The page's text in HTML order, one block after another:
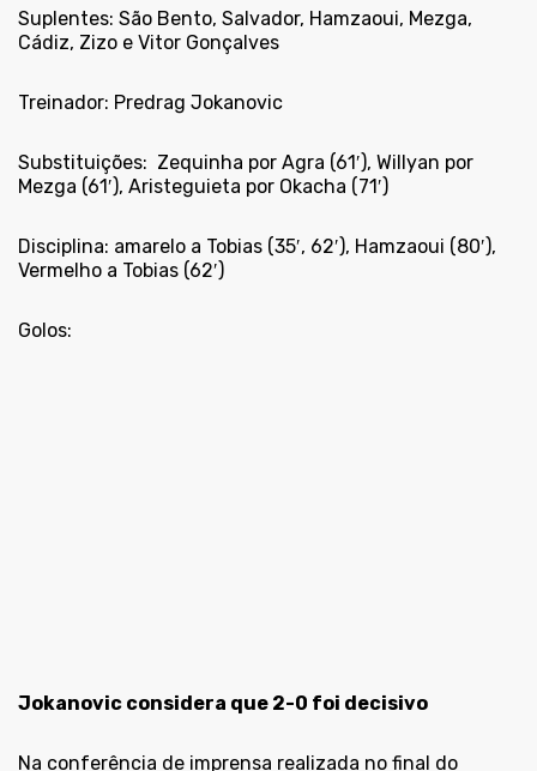
Suplentes: São Bento, Salvador, Hamzaoui, Mezga,
Cádiz, Zizo e Vitor Gonçalves
Treinador: Predrag Jokanovic
Substituições: Zequinha por Agra (61′), Willyan por
Mezga (61′), Aristeguieta por Okacha (71′)
Disciplina: amarelo a Tobias (35′, 62′), Hamzaoui (80′),
Vermelho a Tobias (62′)
Golos:
Jokanovic considera que 2-0 foi decisivo
Na conferência de imprensa realizada no final do